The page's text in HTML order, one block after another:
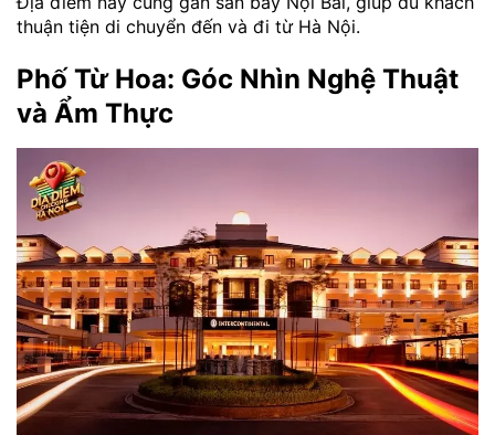
thuận tiện di chuyển đến và đi từ Hà Nội.
Phố Từ Hoa: Góc Nhìn Nghệ Thuật
và Ẩm Thực